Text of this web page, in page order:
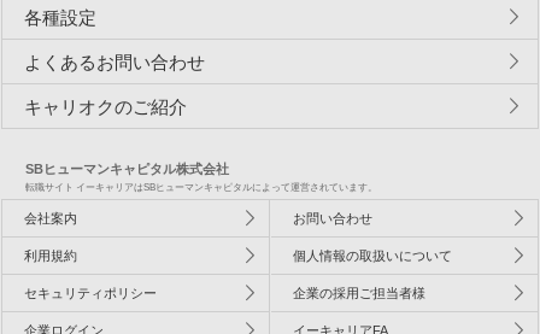
各種設定
よくあるお問い合わせ
キャリオクのご紹介
SBヒューマンキャピタル株式会社
転職サイト イーキャリアはSBヒューマンキャピタルによって運営されています。
会社案内 お問い合わせ
利用規約 個人情報の取扱いについて
セキュリティポリシー 企業の採用ご担当者様
企業ログイン イーキャリアFA